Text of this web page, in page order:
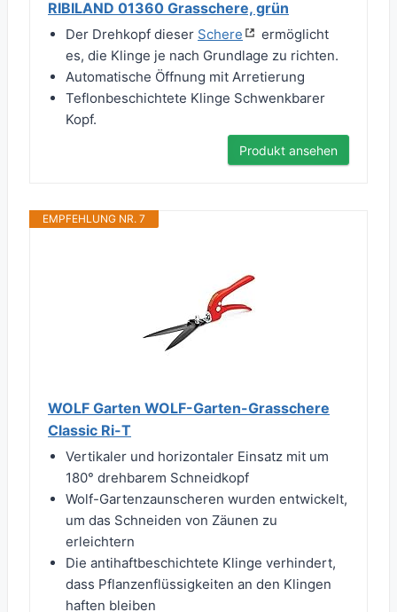
RIBILAND 01360 Grasschere, grün
Der Drehkopf dieser Schere
ermöglicht
es, die Klinge je nach Grundlage zu richten.
Automatische Öffnung mit Arretierung
Teflonbeschichtete Klinge Schwenkbarer
Kopf.
Produkt ansehen
EMPFEHLUNG NR. 7
WOLF Garten WOLF-Garten-Grasschere
Classic Ri-T
Vertikaler und horizontaler Einsatz mit um
180° drehbarem Schneidkopf
Wolf-Gartenzaunscheren wurden entwickelt,
um das Schneiden von Zäunen zu
erleichtern
Die antihaftbeschichtete Klinge verhindert,
dass Pflanzenflüssigkeiten an den Klingen
haften bleiben